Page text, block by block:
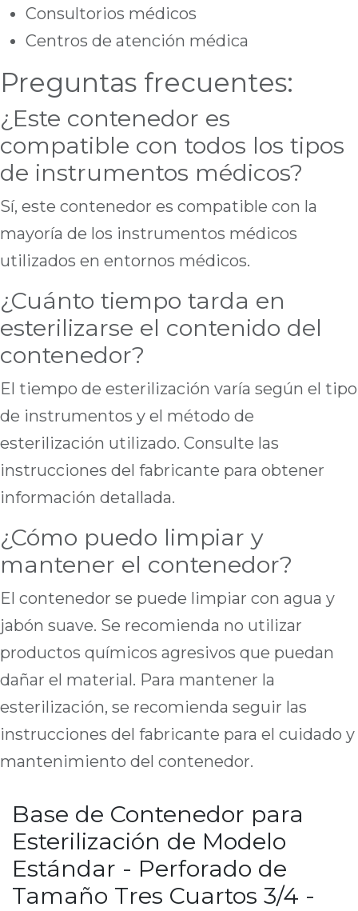
Consultorios médicos
Centros de atención médica
Preguntas frecuentes:
¿Este contenedor es
compatible con todos los tipos
de instrumentos médicos?
Sí, este contenedor es compatible con la
mayoría de los instrumentos médicos
utilizados en entornos médicos.
¿Cuánto tiempo tarda en
esterilizarse el contenido del
contenedor?
El tiempo de esterilización varía según el tipo
de instrumentos y el método de
esterilización utilizado. Consulte las
instrucciones del fabricante para obtener
información detallada.
¿Cómo puedo limpiar y
mantener el contenedor?
El contenedor se puede limpiar con agua y
jabón suave. Se recomienda no utilizar
productos químicos agresivos que puedan
dañar el material. Para mantener la
esterilización, se recomienda seguir las
instrucciones del fabricante para el cuidado y
mantenimiento del contenedor.
Base de Contenedor para
Esterilización de Modelo
Estándar - Perforado de
Tamaño Tres Cuartos 3/4 -